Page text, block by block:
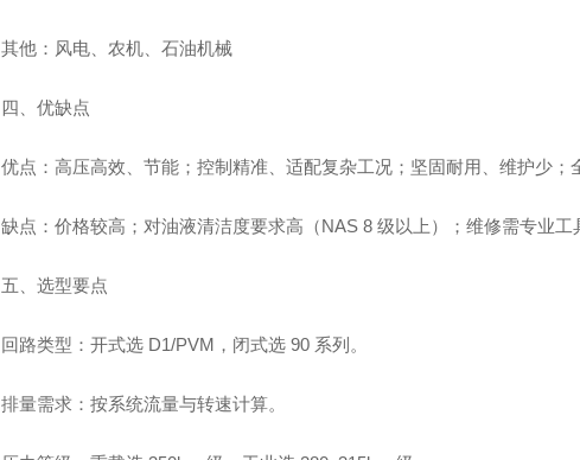
其他：风电、农机、石油机械
四、优缺点
优点：高压高效、节能；控制精准、适配复杂工况；坚固耐用、维护少；
缺点：价格较高；对油液清洁度要求高（NAS 8 级以上）；维修需专业工
五、选型要点
回路类型：开式选 D1/PVM，闭式选 90 系列。
排量需求：按系统流量与转速计算。